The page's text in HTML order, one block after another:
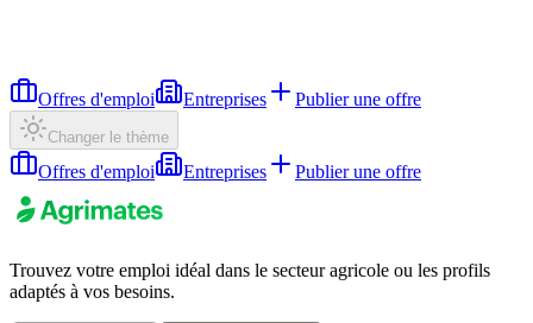
Offres d'emploi Entreprises Publier une offre
Changer le thème
Offres d'emploi Entreprises Publier une offre
Trouvez votre emploi idéal dans le secteur agricole ou les profils
adaptés à vos besoins.